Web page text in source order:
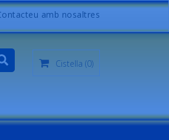
amb nosaltres
Cistella (0)